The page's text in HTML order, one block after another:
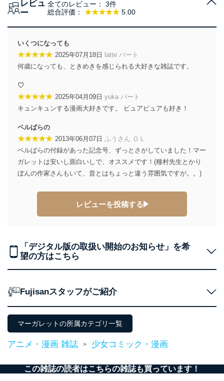
当社は、個人情報の取得・利用・提供に際して、その利
得・利用・提供を行います。また、当社が保有している
個人情報は、同意を得ずに目的外利用、第三者への提
供・開示は行いません。当社においてはこれらの取り組
みを確実にするため、従業者等の教育を徹底してまいり
法令遵守
当社は、個人情報に関連する法令、国が定める指針及び
に、これらの法令及びその他の規範を常に適合させま
す。
個人情報の安全管理措置
施し、個人情報の漏えい、滅失またはき損の防止及び是
正に努めます。
個人データを取り扱うことのできる機器及び当該
機器を取り扱う従業者を明確化し、 個人データへ
の不要なアクセスを防止しています。
機器に標準装備されているユーザー制御機能（ユ
ーザーアカウント制御）により、個人情報データ
ベース等を取り扱う情報システムを使用する従業
者を識別・認証しています。
外部からの不正アクセス等の防止
個人データを取り扱う機器等のオペレーティング
個人データを取り扱う機器等にセキュリティ対策
ソフトウェア等を導入し、自動更新 機能等の活用
レビュ
ー
総合評価： ★★★★★ 5.00
全てのレビュー： 3件
いくつになっても
★★★★★ 2025年07月18日
latte パート
何歳になっても、ときめきを感じられる大好きな雑誌です。
♡
★★★★★ 2025年04月09日 yuka パート
キュンキュンする漫画大好きです。 ピュアピュアも好き！
ベルばらの
★★★★★ 2013年06月07日 ふうさん ＯＬ
ベルばらの付録があった記念号、ずっとさがしていました！マー
ガレットは安いし面白いしで、オススメです！(種村先生とかり
ぼんの作家さんもいて、昔とはちょっと違う雰囲気ですが。。)
レビューを投稿する
「デジタル版の取扱い開始のお知らせ」を希
望の方はこちら
Fujisanスタッフがご紹介
マーガレットの所属カテゴリ一覧
アニメ・漫画 雑誌 > 少女コミック・漫画
この雑誌の読者はこちらの雑誌も買っています！